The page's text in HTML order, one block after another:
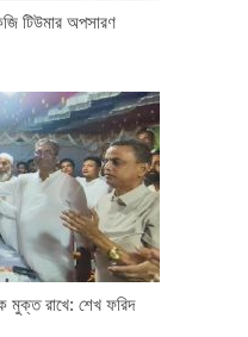
টিউমার অপসারণ
মুক্ত রাখে: শেখ ফরিদ